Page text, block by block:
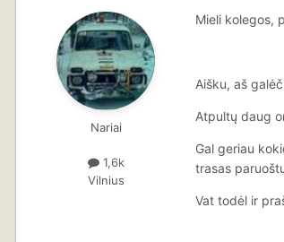
Nariai
1,6k
Vilnius
Mieli kolegos,
Aišku, aš
Atpultų daug
Gal geriau
trasas
Vat todėl ir